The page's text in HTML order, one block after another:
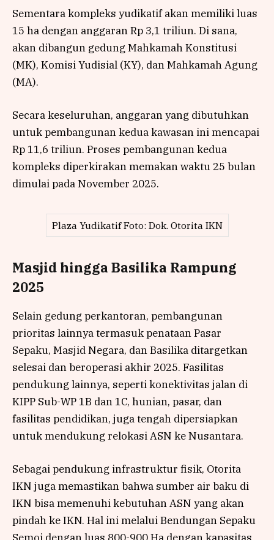
Sementara kompleks yudikatif akan memiliki luas
15 ha dengan anggaran Rp 3,1 triliun. Di sana,
akan dibangun gedung Mahkamah Konstitusi
(MK), Komisi Yudisial (KY), dan Mahkamah Agung
(MA).
Secara keseluruhan, anggaran yang dibutuhkan
untuk pembangunan kedua kawasan ini mencapai
Rp 11,6 triliun. Proses pembangunan kedua
kompleks diperkirakan memakan waktu 25 bulan
dimulai pada November 2025.
Plaza Yudikatif Foto: Dok. Otorita IKN
Masjid hingga Basilika Rampung
2025
Selain gedung perkantoran, pembangunan
prioritas lainnya termasuk penataan Pasar
Sepaku, Masjid Negara, dan Basilika ditargetkan
selesai dan beroperasi akhir 2025. Fasilitas
pendukung lainnya, seperti konektivitas jalan di
KIPP Sub-WP 1B dan 1C, hunian, pasar, dan
fasilitas pendidikan, juga tengah dipersiapkan
untuk mendukung relokasi ASN ke Nusantara.
Sebagai pendukung infrastruktur fisik, Otorita
IKN juga memastikan bahwa sumber air baku di
IKN bisa memenuhi kebutuhan ASN yang akan
pindah ke IKN. Hal ini melalui Bendungan Sepaku